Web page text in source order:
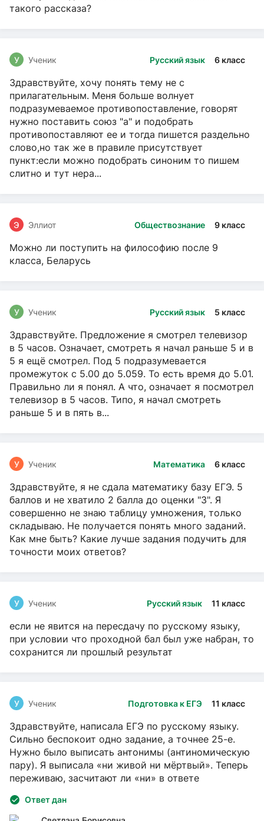
такого рассказа?
Русский язык 6 класс
У Ученик
Здравствуйте, хочу понять тему не с
прилагательным. Меня больше волнует
подразумеваемое противопоставление, говорят
нужно поставить союз "а" и подобрать
противопоставляют ее и тогда пишется раздельно
слово,но так же в правиле присутствует
пункт:если можно подобрать синоним то пишем
слитно и тут нера...
Обществознание 9 класс
Э Эллиот
Можно ли поступить на философию после 9
класса, Беларусь
Русский язык 5 класс
У Ученик
Здравствуйте. Предложение я смотрел телевизор
в 5 часов. Означает, смотреть я начал раньше 5 и в
5 я ещё смотрел. Под 5 подразумевается
промежуток с 5.00 до 5.059. То есть время до 5.01.
Правильно ли я понял. А что, означает я посмотрел
телевизор в 5 часов. Типо, я начал смотреть
раньше 5 и в пять в...
Математика 6 класс
У Ученик
Здравствуйте, я не сдала математику базу ЕГЭ. 5
баллов и не хватило 2 балла до оценки "3". Я
совершенно не знаю таблицу умножения, только
складываю. Не получается понять много заданий.
Как мне быть? Какие лучше задания подучить для
точности моих ответов?
Русский язык 11 класс
У Ученик
если не явится на пересдачу по русскому языку,
при условии что проходной бал был уже набран, то
сохранится ли прошлый результат
Подготовка к ЕГЭ 11 класс
У Ученик
Здравствуйте, написала ЕГЭ по русскому языку.
Сильно беспокоит одно задание, а точнее 25-е.
Нужно было выписать антонимы (антиномическую
пару). Я выписала «ни живой ни мёртвый». Теперь
переживаю, засчитают ли «ни» в ответе
Ответ дан